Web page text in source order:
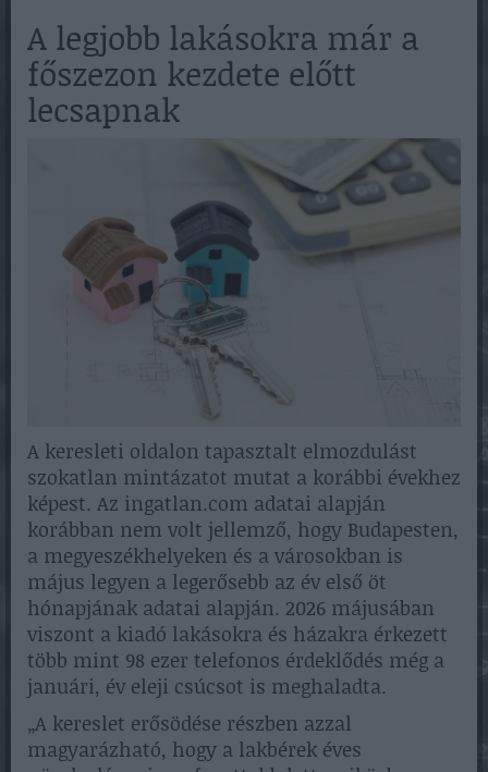
A legjobb lakásokra már a
főszezon kezdete előtt
lecsapnak
A keresleti oldalon tapasztalt elmozdulást
szokatlan mintázatot mutat a korábbi évekhez
képest. Az ingatlan.com adatai alapján
korábban nem volt jellemző, hogy Budapesten,
a megyeszékhelyeken és a városokban is
május legyen a legerősebb az év első öt
hónapjának adatai alapján. 2026 májusában
viszont a kiadó lakásokra és házakra érkezett
több mint 98 ezer telefonos érdeklődés még a
januári, év eleji csúcsot is meghaladta.
„A kereslet erősödése részben azzal
magyarázható, hogy a lakbérek éves